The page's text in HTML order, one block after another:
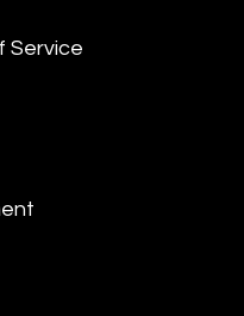
Service